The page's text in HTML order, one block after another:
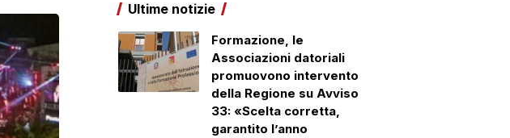
Ultime notizie
Formazione, le
Associazioni datoriali
promuovono intervento
della Regione su Avviso
33: «Scelta corretta,
garantito l’anno